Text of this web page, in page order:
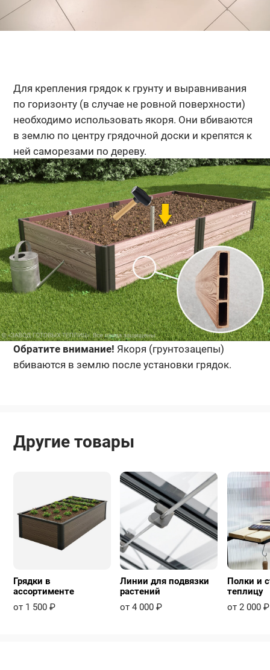
Для крепления грядок к грунту и выравнивания
по горизонту (в случае не ровной поверхности)
необходимо использовать якоря. Они вбиваются
в землю по центру грядочной доски и крепятся к
ней саморезами по дереву.
Обратите внимание! Якоря (грунтозацепы)
вбиваются в землю после установки грядок.
Другие товары
Грядки в
ассортименте
от 1 500 ₽
Линии для подвязки
растений
от 4 000 ₽
Полки и
теплицу
от 2 000 ₽